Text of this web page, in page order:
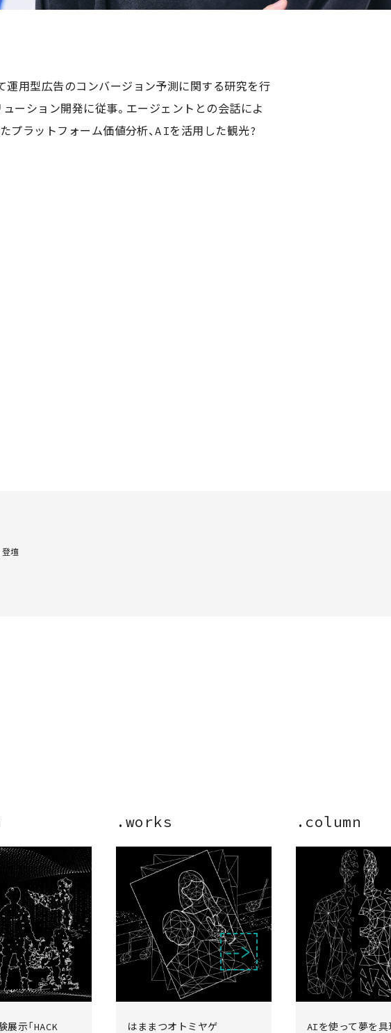
運用型広告のコンバージョン予測に関する研究を行
ューション開発に従事。エージェントとの会話によ
プラットフォーム価値分析、AIを活用した観光施
壇
‑‑>
展示「HACK
.works
はままつオトミヤゲ
.column
AIを使って夢を具